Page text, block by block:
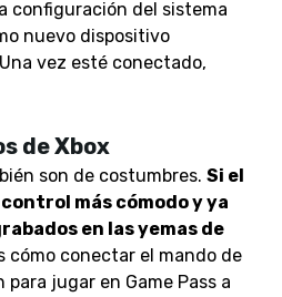
configuración del sistema
nuevo dispositivo
vez esté conectado,
de Xbox
son de costumbres. Si el
más cómodo y ya
en las yemas de
cómo conectar el mando de
para jugar en Game Pass a